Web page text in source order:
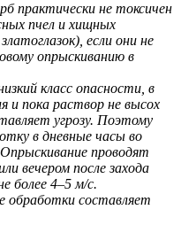
практически не токсичен
пчел и хищных
если они не
опрыскиванию в
класс опасности, в
и пока раствор не высох
угрозу. Поэтому
в дневные часы во
проводят
вечером после захода
более 4–5 м/с.
обработки составляет